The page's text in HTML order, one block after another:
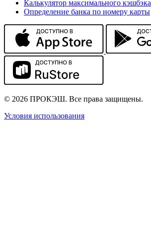
Калькулятор максимального кэшбэка
Определение банка по номеру карты
© 2026 ПРОКЭШ. Все права защищены.
Условия использования